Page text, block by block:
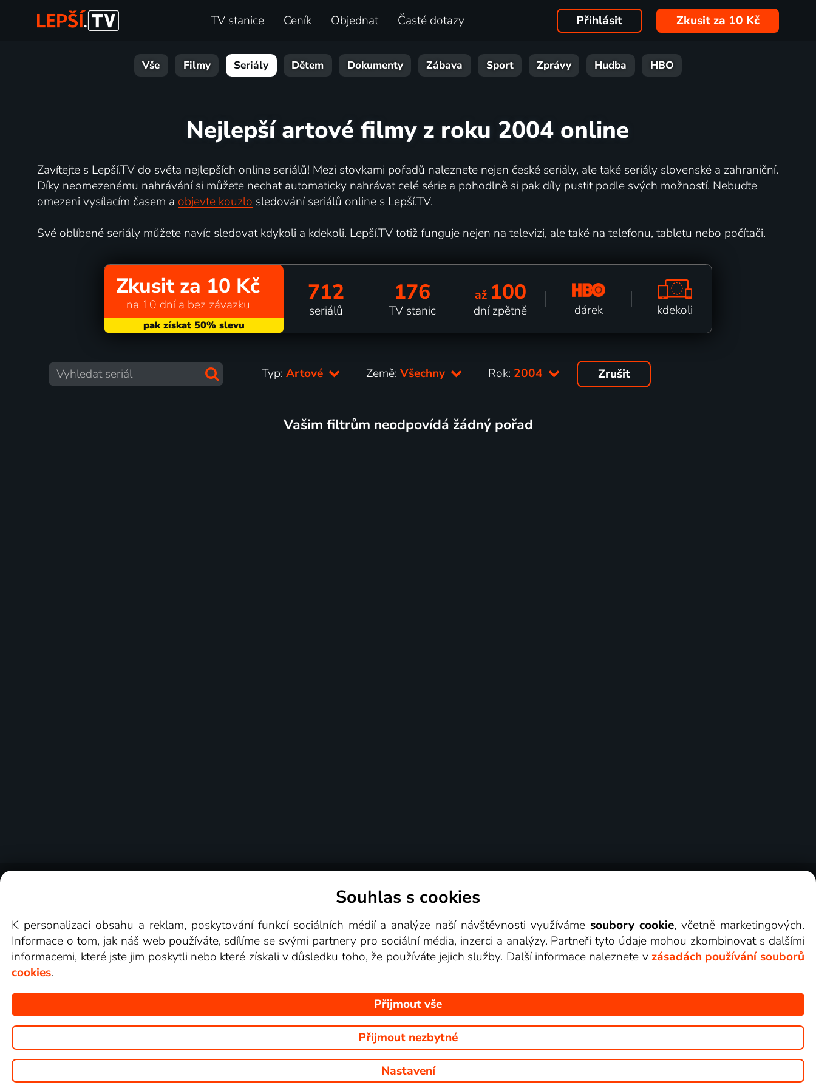
TV stanice Ceník Objednat Časté dotazy Přihlásit Zkusit za 10 Kč
Vše Filmy Seriály Dětem Dokumenty Zábava Sport Zprávy Hudba HBO
Nejlepší artové filmy z roku 2004 online
Zavítejte s Lepší.TV do světa nejlepších online seriálů! Mezi stovkami pořadů naleznete nejen české seriály, ale také seriály slovenské a zahraniční.
Díky neomezenému nahrávání si můžete nechat automaticky nahrávat celé série a pohodlně si pak díly pustit podle svých možností. Nebuďte
omezeni vysílacím časem a objevte kouzlo sledování seriálů online s Lepší.TV.
Své oblíbené seriály můžete navíc sledovat kdykoli a kdekoli. Lepší.TV totiž funguje nejen na televizi, ale také na telefonu, tabletu nebo počítači.
Zkusit za 10 Kč
na 10 dní a bez závazku 712
seriálů
176
TV stanic
až 100
dní zpětně dárek kdekoli
Typ:Artové Země:Všechny Rok: 2004 Zrušit
Vašim filtrům neodpovídá žádný pořad
Videotéka
Copyright © goNET s.r.o. Na tomto webu jsou zobrazovány obrázky z pořadů TV stanic, které můžete sledovat v Lepší.TV.
Souhlas s cookies
K personalizaci obsahu a reklam, poskytování funkcí sociálních médií a analýze naší návštěvnosti využívámesoubory cookie, včetně marketingových.
Informace o tom, jak náš web používáte, sdílíme se svými partnery pro sociální média, inzerci a analýzy. Partneři tyto údaje mohou zkombinovat s dalšími
informacemi, které jste jim poskytli nebo které získali v důsledku toho, že používáte jejich služby. Další informace naleznete v zásadách používání souborů
cookies.
Přijmout vše
Přijmout nezbytné
Nastavení